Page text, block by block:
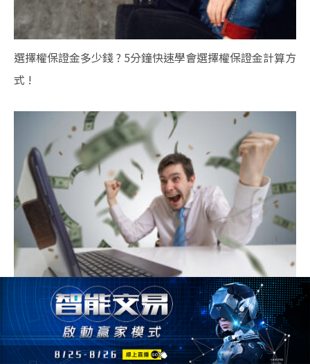
選擇權保證金多少錢 ? 5分鐘快速學會選擇權保證金計算方
式 !
把台指選擇權買方當樂透玩 ? 1招贏家不願透漏的選擇權交